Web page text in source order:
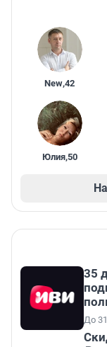
New,42
Юлия,50
35
До